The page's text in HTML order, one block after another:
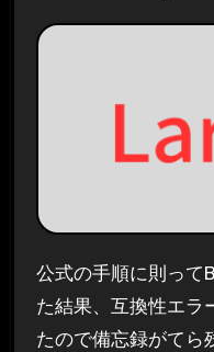
公式の手順に則ってBreezeのインストールを行っ
た結果、互換性エラ
たので備忘録がてら